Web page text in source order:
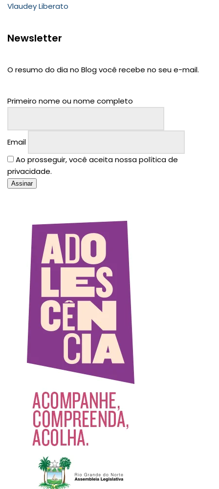
Vlaudey Liberato
Newsletter
O resumo do dia no Blog você recebe no seu e-mail.
Primeiro nome ou nome completo
Email
Ao prosseguir, você aceita nossa política de
privacidade.